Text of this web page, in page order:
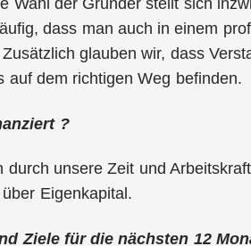
Wahl der Gründer stellt sich
dass man auch in einem
glauben wir, dass
auf dem richtigen Weg befinden.
?
durch unsere Zeit und
Eigenkapital.
Ziele für die nächsten 12